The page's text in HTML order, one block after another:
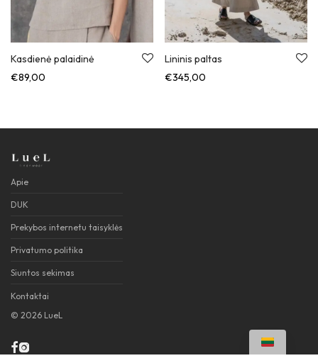
Kasdienė palaidinė
€89,00
Lininis paltas
€345,00
Apie
DUK
Prekybos internetu taisyklės
Privatumo politika
Siuntos sekimas
Kontaktai
© 2026 LueL